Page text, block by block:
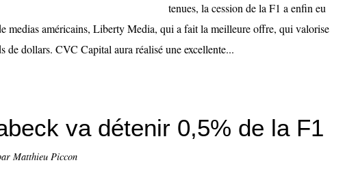
tenues, la cession de la F1 a enfin eu
medias américains, Liberty Media, qui a fait la meilleure offre, qui valorise
de dollars. CVC Capital aura réalisé une excellente...
va détenir 0,5% de la F1
Matthieu Piccon